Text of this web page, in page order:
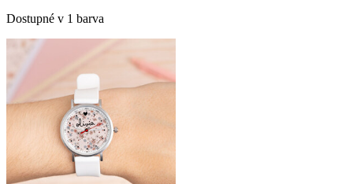
Dostupné v 1 barva